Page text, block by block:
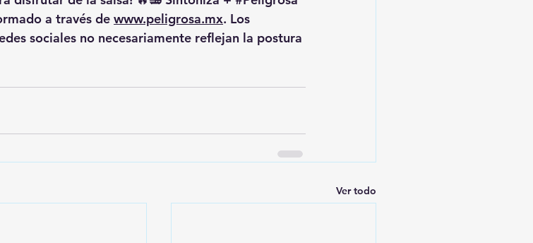
a través de www.peligrosa.mx. Los
sociales no necesariamente reflejan la postura
Ver todo